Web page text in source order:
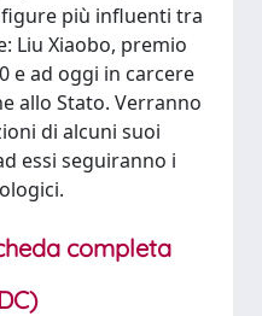
più influenti tra
Liu Xiaobo, premio
e ad oggi in carcere
allo Stato. Verranno
di alcuni suoi
essi seguiranno i
completa